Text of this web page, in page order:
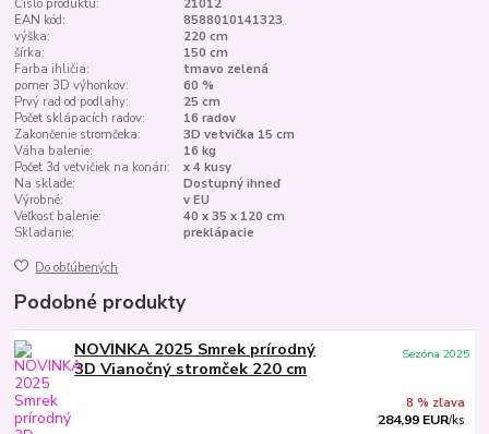
Číslo produktu:
21012
EAN kód:
8588010141323
výška:
220 cm
šírka:
150 cm
Farba ihličia:
tmavo zelená
pomer 3D výhonkov:
60 %
Prvý rad od podlahy:
25 cm
Počet sklápacích radov:
16 radov
Zakončenie stromčeka:
3D vetvička 15 cm
Váha balenie:
16 kg
Počet 3d vetvičiek na konári:
x 4 kusy
Na sklade:
Dostupný ihneď
Výrobné:
v EU
Veľkosť balenie:
40 x 35 x 120 cm
Skladanie:
preklápacie
Do obľúbených
Podobné produkty
NOVINKA 2025 Smrek prírodný
3D Vianočný stromček 220 cm
8 % zľava
284,99 EUR/ks
Sezóna 2025